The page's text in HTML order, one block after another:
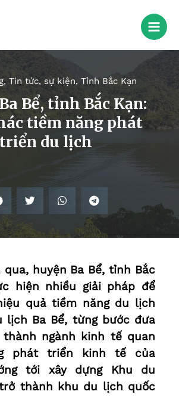
, Tin tức, sự kiện, Tỉnh Bắc Kạn
Bể, tỉnh Bắc Kạn:
tiềm năng phát
triển du lịch
qua, huyện Ba Bể, tỉnh Bắc
hiện nhiều giải pháp để
quả tiềm năng du lịch
lịch Ba Bể, từng bước đưa
ngành kinh tế quan
phát triển kinh tế của
tới xây dựng Khu du
thành khu du lịch quốc